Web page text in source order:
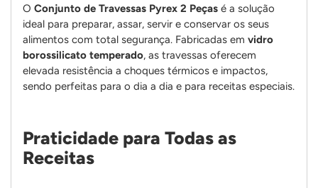
O Conjunto de Travessas Pyrex 2 Peças é a solução
ideal para preparar, assar, servir e conservar os seus
alimentos com total segurança. Fabricadas em vidro
borossilicato temperado, as travessas oferecem
elevada resistência a choques térmicos e impactos,
sendo perfeitas para o dia a dia e para receitas especiais.
Praticidade para Todas as
Receitas